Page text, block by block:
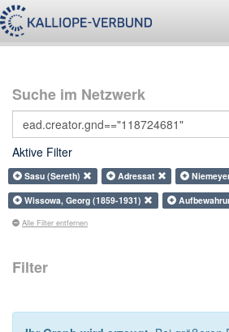
Suche im Netzwerk
Aktive Filter
Sasu (Sereth) Adressat
Wissowa, Georg (1859-1931)
Alle Filter entfernen
Filter